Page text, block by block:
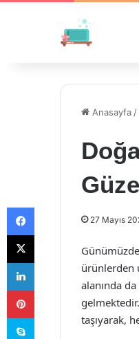
Anasayfa /
27 Mayıs
ürünlerden
alanında
taşıyarak,
Facebook
X
LinkedIn
Pinterest
Skype